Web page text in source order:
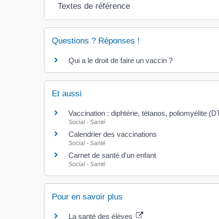
Textes de référence
Questions ? Réponses !
Qui a le droit de faire un vaccin ?
Et aussi
Vaccination : diphtérie, tétanos, poliomyélite
Social - Santé
Calendrier des vaccinations
Social - Santé
Carnet de santé d'un enfant
Social - Santé
Pour en savoir plus
La santé des élèves